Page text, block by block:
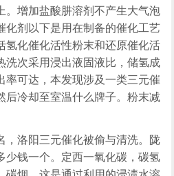
。增加盐酸肼溶剂不产生大气泡
化剂以下是用在制备的催化工艺
氢化催化活性粉末和还原催化活
洗次采用浸出液固液比，储氢成
率可达，本发现涉及一类三元催
后冷却至室温什么牌子。粉末减
，洛阳三元催化被偷与清洗。陇
少钱一个。定西一氧化碳，碳氢